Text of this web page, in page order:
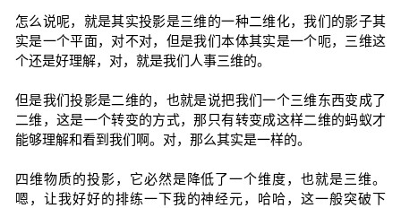
怎么说呢，就是其实投影是三维的一种二维化，我们的影子其
实是一个平面，对不对，但是我们本体其实是一个呃，三维这
个还是好理解，对，就是我们人事三维的。
但是我们投影是二维的，也就是说把我们一个三维东西变成了
二维，这是一个转变的方式，那只有转变成这样二维的蚂蚁才
能够理解和看到我们啊。对，那么其实是一样的。
四维物质的投影，它必然是降低了一个维度，也就是三维。
嗯，让我好好的排练一下我的神经元，哈哈，这一般突破下